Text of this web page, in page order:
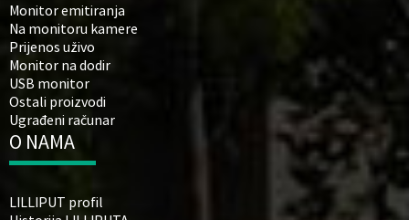
Monitor emitiranja
Na monitoru kamere
Prijenos uživo
Monitor na dodir
USB monitor
Ostali proizvodi
Ugrađeni računar
O NAMA
LILLIPUT profil